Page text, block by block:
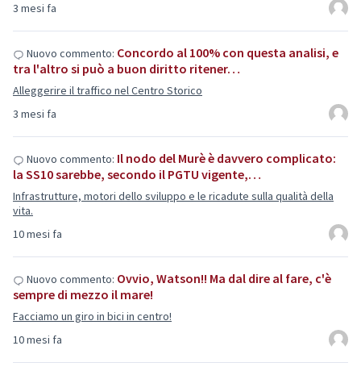
3 mesi fa
3 mesi fa
Nuovo commento: Concordo al 100% con questa analisi, e
tra l'altro si può a buon diritto ritener…
Alleggerire il traffico nel Centro Storico
10 mesi fa
Nuovo commento: Il nodo del Murè è davvero complicato:
la SS10 sarebbe, secondo il PGTU vigente,…
Infrastrutture, motori dello sviluppo e le ricadute sulla qualità della
vita.
10 mesi fa
Nuovo commento: Ovvio, Watson!! Ma dal dire al fare, c'è
sempre di mezzo il mare!
Facciamo un giro in bici in centro!